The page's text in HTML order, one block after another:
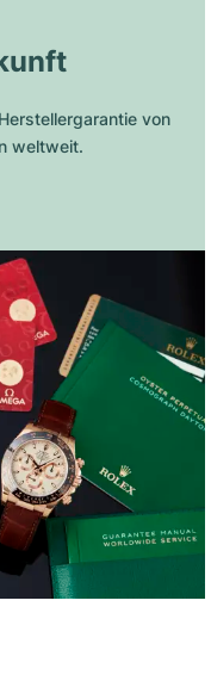
von
weltweit.